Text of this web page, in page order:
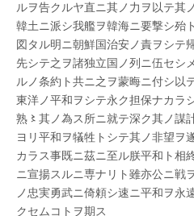
ルヲ告クルヤ直ニ其ノ力ヲ以テ其
韓土ニ派シ我艦ヲ韓海ニ要撃シ殆
図タル明ニ朝鮮国治安ノ責ヲシテ
先シテ之ヲ諸独立国ノ列ニ伍セシ
ルノ条約ト共ニ之ヲ蒙晦ニ付シ以
東洋ノ平和ヲシテ永ク担保ナカラ
熟〻其ノ為ス所ニ就テ深ク其ノ謀
ヨリ平和ヲ犠牲トシテ其ノ非望ヲ
カラス事既ニ茲ニ至ル朕平和ト相
ニ宣揚スルニ専ナリト雖亦公ニ戦
ノ忠実勇武ニ倚頼シ速ニ平和ヲ永
クセムコトヲ期ス